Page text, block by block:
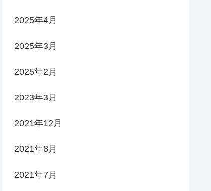
2025年4月
2025年3月
2025年2月
2023年3月
2021年12月
2021年8月
2021年7月